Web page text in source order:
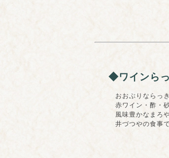
◆ワインらっ
おおぶりならっき
赤ワイン・酢・砂
風味豊かなまろや
井づつやの食事で